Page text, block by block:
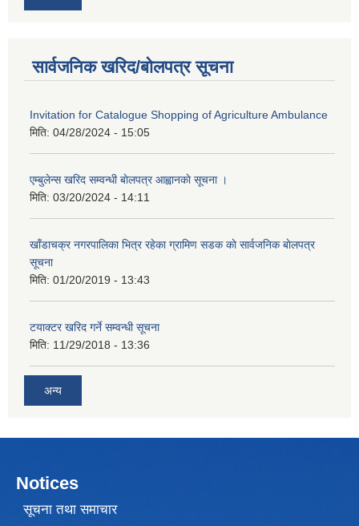
सार्वजनिक खरिद/बोलपत्र सूचना
Invitation for Catalogue Shopping of Agriculture Ambulance
मिति: 04/28/2024 - 15:05
एम्बुलेन्स खरिद सम्वन्धी बाेलपत्र आह्वानकाे सूचना ।
मिति: 03/20/2024 - 14:11
खाँडाचक्र नगरपालिका भित्र रहेका ग्रामिण सडक काे सार्वजनिक बाेलपत्र
सूचना
मिति: 01/20/2019 - 13:43
टयाक्टर खरिद गर्ने सम्वन्धी सूचना
मिति: 11/29/2018 - 13:36
अन्य
Notices
सूचना तथा समाचार